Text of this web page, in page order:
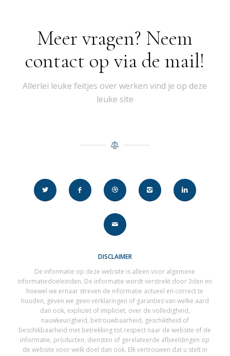
Meer vragen? Neem
contact op via de mail!
Allerlei leuke feitjes over werken vind je op deze
leuke site
DISCLAIMER
De informatie op deze website is alleen voor algemene
informatiedoeleinden. De informatie wordt verstrekt door 3den en
hoewel we ernaar streven de informatie actueel en correct te
houden, geven we geen verklaringen of garanties van welke aard
dan ook, expliciet of impliciet, over de volledigheid,
nauwkeurigheid, betrouwbaarheid, geschiktheid of
beschikbaarheid met betrekking tot respect naar de website of de
informatie, producten, diensten of gerelateerde afbeeldingen op
de website voor welk doel dan ook. Elk vertrouwen dat u stelt in